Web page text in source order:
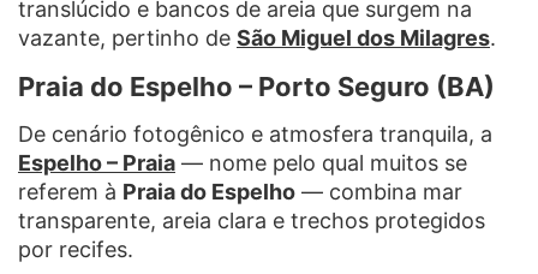
translúcido e bancos de areia que surgem na
vazante, pertinho de São Miguel dos Milagres.
Praia do Espelho – Porto Seguro (BA)
De cenário fotogênico e atmosfera tranquila, a
Espelho – Praia — nome pelo qual muitos se
referem à Praia do Espelho — combina mar
transparente, areia clara e trechos protegidos
por recifes.